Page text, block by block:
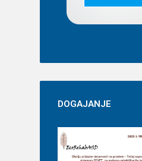
DOGAJANJE